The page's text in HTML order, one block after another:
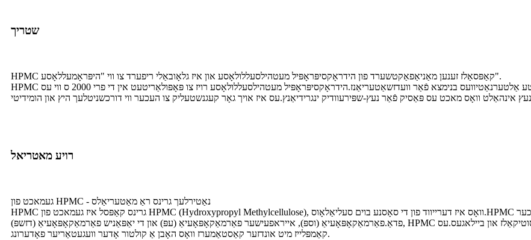
שטריך
HPMC קאַפּסאַלז זענען מאַניאַפאַקטשערד פון הידראָקסיפּראָפּיל מעטהילסעללולאָסע און איז גלאָובאַלי ריפערד צו ווי "היפּראָמעללאָסע".
HPMC איז דערייווד פון פאַבריק סעליאַלאָוס און איז געווען איינער פון די ערשטע אַלטערנאַטיוועס בנימצא פֿאַר וועדזשאַטעריאַנז.הידראָקסיפּראָפּיל מעטהילסעללולאָסע רויז צו פּאָפּולאַריטעט אין די פרי 2000 ס ווי עס
רויע מאטריאל
געמאכט פון HPMC - נאַטירלעך גרינס ראַ מאַטעריאַלס
HPMC גרינס קאַפּסל איז געמאכט פון HPMC (Hydroxypropyl Methylcellulose), וואָס איז דערייווד פון די סאָסנע בוים סעליאַלאָוס.HPMC איז באוויליקט ווי "אַלגעמיין אנערקענט ווי זיכער" (GRAS) דורך די יו. עס.
פדאַ.פאַרמאַקאָפּאָעיאַ (וספּ), אייראפעישער פאַרמאַקאָפּאָעיאַ (עפּ) און די יאַפּאַניש פאַרמאַקאָפּאָעיאַ (דזשפּ), HPMC האט אַלע געשריבן ווי אַ וויידלי געוויינט רוי מאַטעריאַל פֿאַר פאַרמאַסוטיקאַלז און ביילאגעס.עס
קאַמפּלייז מיט אונדזער קאַסטאַמערז וואָס האָבן אַ קולטור אָדער וועגעטאַריער פאָדערונג.